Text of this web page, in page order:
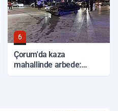
6
Çorum'da kaza
mahallinde arbede: